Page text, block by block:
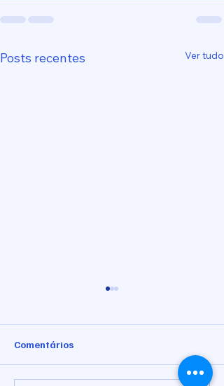
Posts recentes Ver tudo
Comentários